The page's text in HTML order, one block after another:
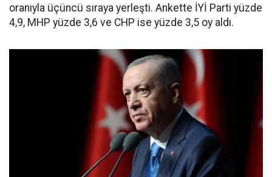
oranıyla üçüncü sıraya yerleşti. Ankette İYİ Parti yüzde
4,9, MHP yüzde 3,6 ve CHP ise yüzde 3,5 oy aldı.